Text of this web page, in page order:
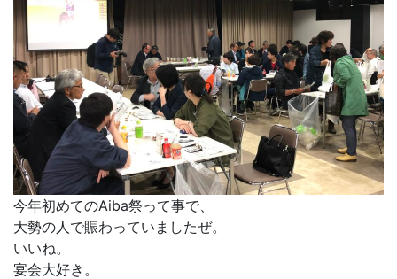
今年初めてのAiba祭って事で、
大勢の人で賑わっていましたぜ。
いいね。
宴会大好き。